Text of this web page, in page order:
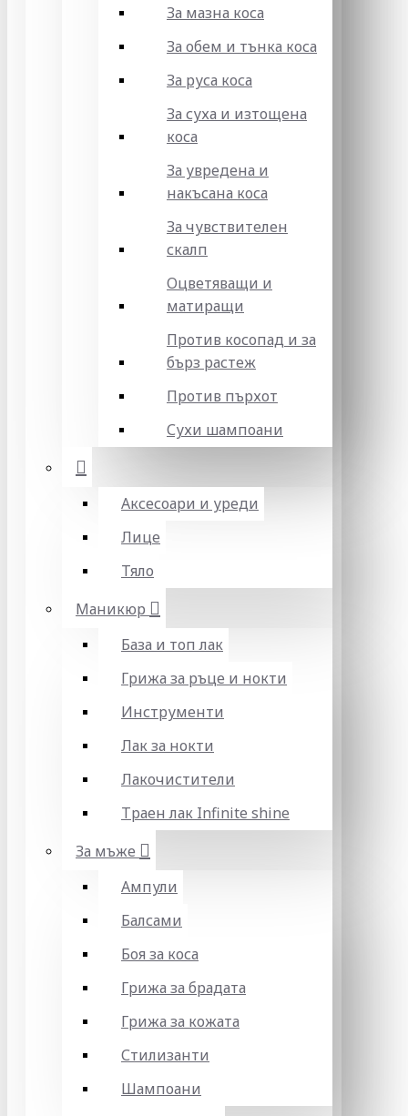
За мазна коса
За обем и тънка коса
За руса коса
За суха и изтощена
коса
За увредена и
накъсана коса
За чувствителен
скалп
Оцветяващи и
матиращи
Против косопад и за
бърз растеж
Против пърхот
Сухи шампоани
Аксесоари и уреди
Лице
Тяло
Маникюр
База и топ лак
Грижа за ръце и нокти
Инструменти
Лак за нокти
Лакочистители
Траен лак Infinite shine
За мъже
Ампули
Балсами
Боя за коса
Грижа за брадата
Грижа за кожата
Стилизанти
Шампоани